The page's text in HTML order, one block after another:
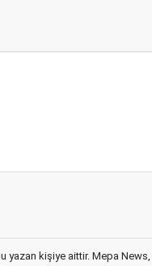
yazan kişiye aittir. Mepa